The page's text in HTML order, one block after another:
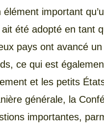
élément important
été adopté en tant
pays ont avancé
ce qui est
et les petits
générale, la
importantes,